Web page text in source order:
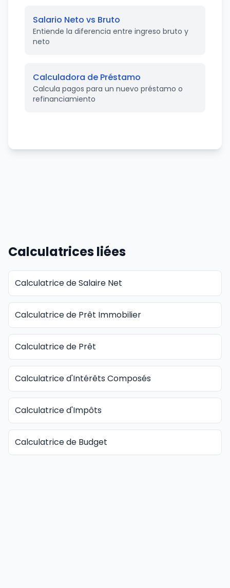
Salario Neto vs Bruto
Entiende la diferencia entre ingreso bruto y
neto
Calculadora de Préstamo
Calcula pagos para un nuevo préstamo o
refinanciamiento
Calculatrices liées
Calculatrice de Salaire Net
Calculatrice de Prêt Immobilier
Calculatrice de Prêt
Calculatrice d'Intérêts Composés
Calculatrice d'Impôts
Calculatrice de Budget